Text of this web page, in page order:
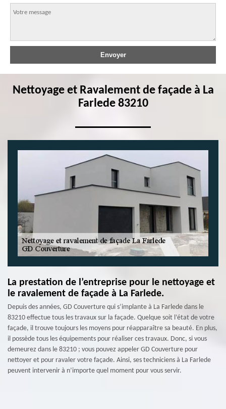
Nettoyage et Ravalement de façade à La
Farlede 83210
La prestation de l’entreprise pour le nettoyage et
le ravalement de façade à La Farlede.
Depuis des années, GD Couverture qui s’implante à La Farlede dans le
83210 effectue tous les travaux sur la façade. Quelque soit l’état de votre
façade, il trouve toujours les moyens pour réapparaître sa beauté. En plus,
il possède tous les équipements pour réaliser ces travaux. Donc, si vous
demeurez dans le 83210 ; vous pouvez appeler GD Couverture pour
nettoyer et pour ravaler votre façade. Ainsi, ses techniciens à La Farlede
peuvent intervenir à n’importe quel moment pour vous servir.